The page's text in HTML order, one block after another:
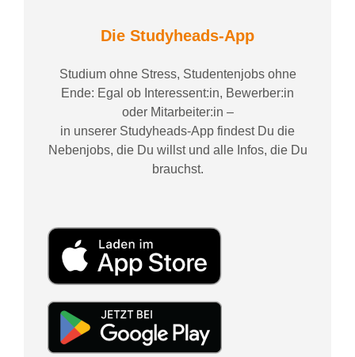
Die Studyheads-App
Studium ohne Stress, Studentenjobs ohne
Ende: Egal ob Interessent:in, Bewerber:in
oder Mitarbeiter:in –
in unserer Studyheads-App findest Du die
Nebenjobs, die Du willst und alle Infos, die Du
brauchst.